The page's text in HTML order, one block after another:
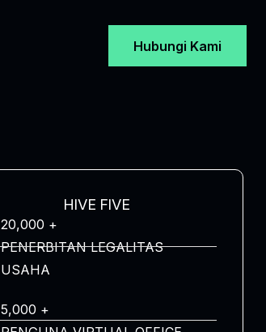
Hubungi Kami
HIVE FIVE
20,000 +
PENERBITAN LEGALITAS
USAHA
5,000 +